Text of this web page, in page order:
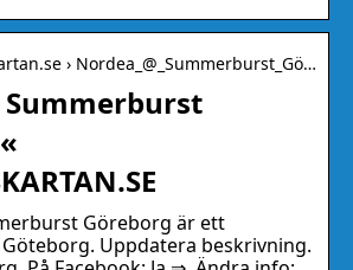
› Nordea_@_Summerburst_Gö…
Summerburst
Göreborg är ett
Uppdatera beskrivning.